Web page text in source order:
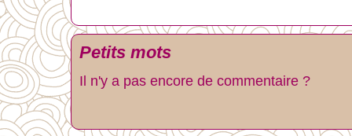
Petits mots
Il n'y a pas encore de commentaire ?